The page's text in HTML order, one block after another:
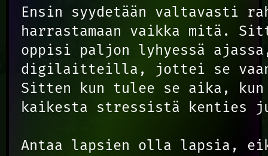
Ensin syydetään valtavasti
harrastamaan vaikka mitä.
oppisi paljon lyhyessä
digilaitteilla, jottei se vaan
Sitten kun tulee se aika,
kaikesta stressistä kenties
Antaa lapsien olla lapsia,